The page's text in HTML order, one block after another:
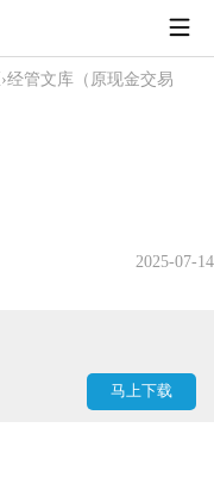
›经管文库（原现金交易
2025-07-14
马上下载